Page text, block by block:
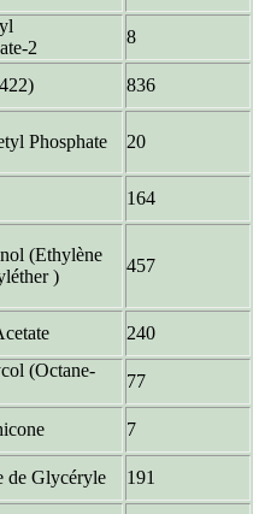
2
8
836
Phosphate 20
164
(Ethylène
)
457
240
(Octane-
77
7
de Glycéryle 191